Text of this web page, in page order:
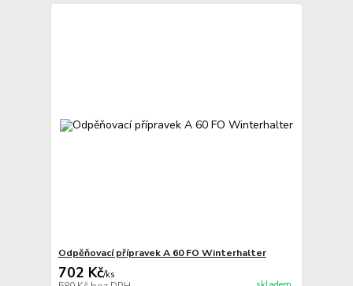
Odpěňovací přípravek A 60 FO Winterhalter
702 Kč/ks